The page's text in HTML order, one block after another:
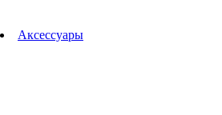
Аксессуары